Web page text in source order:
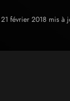
21 février 2018 mis à